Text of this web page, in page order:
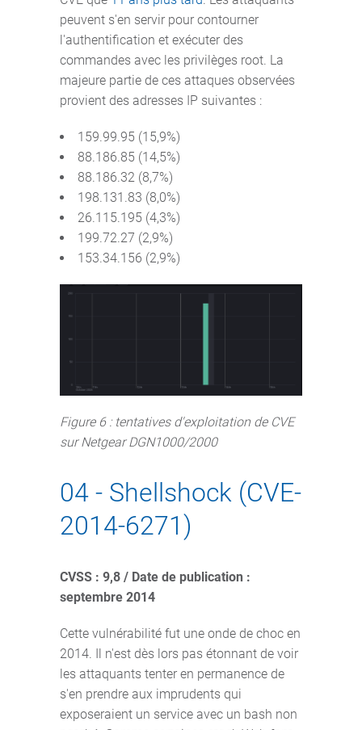
peuvent s'en servir pour contourner
l'authentification et exécuter des
commandes avec les privilèges root. La
majeure partie de ces attaques observées
provient des adresses IP suivantes :
159.99.95 (15,9%)
88.186.85 (14,5%)
88.186.32 (8,7%)
198.131.83 (8,0%)
26.115.195 (4,3%)
199.72.27 (2,9%)
153.34.156 (2,9%)
Figure 6 : tentatives d'exploitation de CVE
sur Netgear DGN1000/2000
04 - Shellshock (CVE-
2014-6271)
CVSS : 9,8 / Date de publication :
septembre 2014
Cette vulnérabilité fut une onde de choc en
2014. Il n'est dès lors pas étonnant de voir
les attaquants tenter en permanence de
s'en prendre aux imprudents qui
exposeraient un service avec un bash non